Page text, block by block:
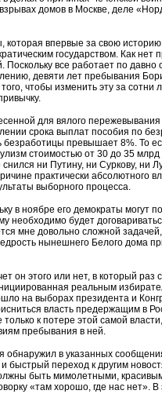
домов в Москве, деле
которая впервые за свою
государством. Как нет
Поскольку все работает по давно
девяти лет пребывания
чтобы изменить эту за сотни
для вялого пережевывания
срока выплат пособия по
безработицы превышает 8%. То
стоимостью от 30 до 35
ни Путину, ни Суркову, ни
практически абсолютного
выборного процесса.
в ноябре его демократы могут
необходимо будет
мне довольно сложной
нынешнего Белого дома
он этого или нет, в который раз
реальным
на выборах президента и
власть предержащим в
к потере этой самой
пребывания в ней.
обнаружил в указанных
быстрый переход к другим
быть мимолетными,
«там хорошо, где нас нет». В